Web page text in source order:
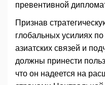
превентивной
Признав
глобальных усилиях
азиатских связей и
должны принести
что он надеется на